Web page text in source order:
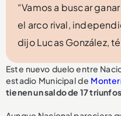
“Vamos a buscar
el arco rival,
dijo Lucas González,
Este nuevo duelo entre
estadio Municipal de
tienen un saldo de 17